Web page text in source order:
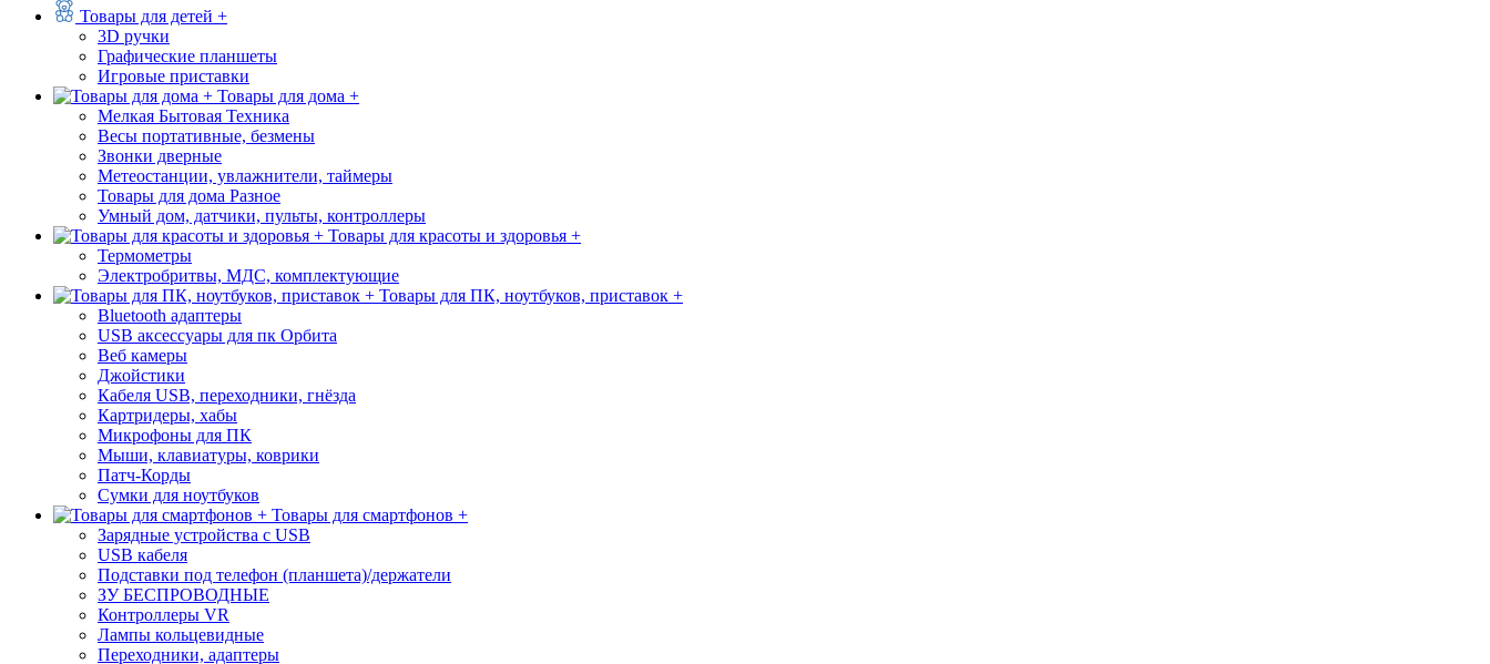
Товары для детей +
3D ручки
Графические планшеты
Игровые приставки
Товары для дома +
Мелкая Бытовая Техника
Весы портативные, безмены
Звонки дверные
Метеостанции, увлажнители, таймеры
Товары для дома Разное
Умный дом, датчики, пульты, контроллеры
Товары для красоты и здоровья +
Термометры
Электробритвы, МДС, комплектующие
Товары для ПК, ноутбуков, приставок +
Bluetooth адаптеры
USB аксессуары для пк Орбита
Веб камеры
Джойстики
Кабеля USB, переходники, гнёзда
Картридеры, хабы
Микрофоны для ПК
Мыши, клавиатуры, коврики
Патч-Корды
Сумки для ноутбуков
Товары для смартфонов +
Зарядные устройства с USB
USB кабеля
Подставки под телефон (планшета)/держатели
ЗУ БЕСПРОВОДНЫЕ
Контроллеры VR
Лампы кольцевидные
Переходники, адаптеры